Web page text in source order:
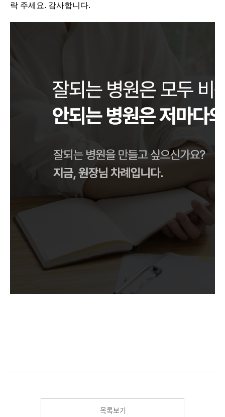
락 주세요. 감사합니다.
목록보기